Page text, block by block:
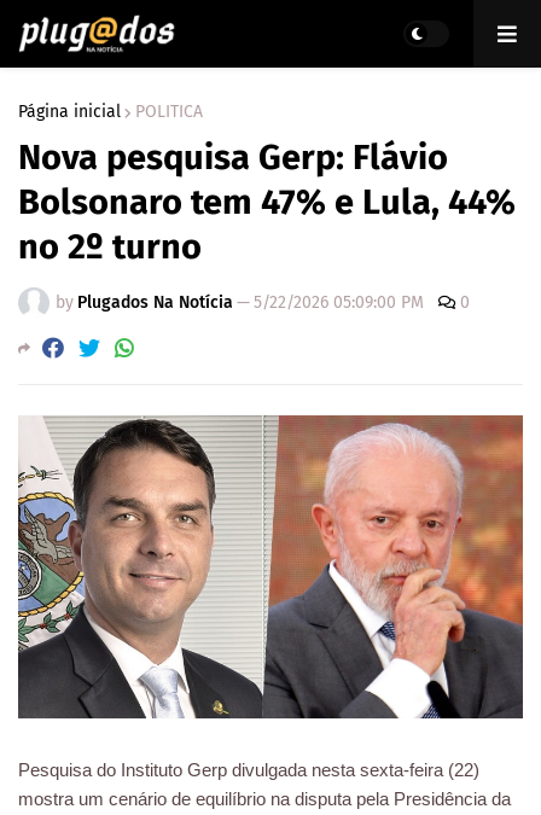
Página inicial POLITICA
Nova pesquisa Gerp: Flávio
Bolsonaro tem 47% e Lula, 44%
no 2º turno
by Plugados Na Notícia —5/22/2026 05:09:00 PM 0
Pesquisa do Instituto Gerp divulgada nesta sexta-feira (22)
mostra um cenário de equilíbrio na disputa pela Presidência da